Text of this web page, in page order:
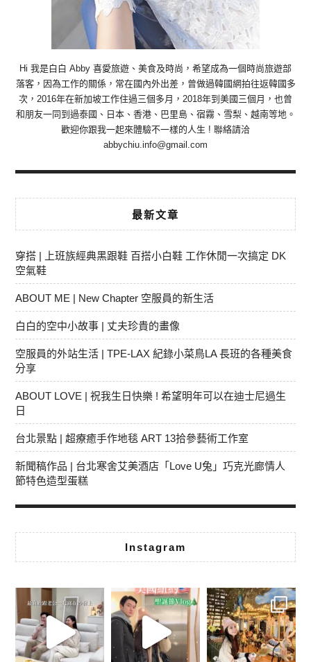
Hi 我是白白 Abby 喜愛旅遊、美食及時尚，希望成為一個時尚旅遊部
落客，因為工作的關係，常在國內外出差，曾做過韓國網拍往返韓國多
次，2016年在新加坡工作住過三個多月，2018年到美國三個月，也曾
和朋友一同到過泰國、日本、香港、巴里島、宿霧、雪梨、越南等地。
歡迎你跟我一起來體驗不一樣的人生 ! 聯絡請洽
abbychiu.info@gmail.com
最新文章
穿搭 | 上班族經典黑跟鞋 百搭小白鞋 工作休閒一次搞定 DK
空氣鞋
ABOUT ME | New Chapter 空服員的新生活
白白的空中小故事 | 丈夫珍貴的畫像
空服員的外站生活 | TPE-LAX 紀錄小菜鳥LA 長班的各種美食
分享
ABOUT LOVE | 祝我生日快樂 ! 希望明年可以在迪士尼過生
日
台北景點 | 超療癒手作地毯 ART 13拾參藝術工作室
新聞稿作品 | 台北寒舍艾美酒店「Love U兔」巧克光廊情人
節特色造型蛋糕
Instagram